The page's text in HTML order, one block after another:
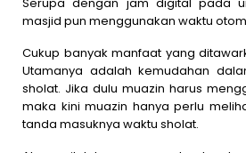
masjid pun menggunakan waktu
Cukup banyak manfaat yang
Utamanya adalah kemudahan
sholat. Jika dulu muazin harus
maka kini muazin hanya perlu
tanda masuknya waktu sholat.